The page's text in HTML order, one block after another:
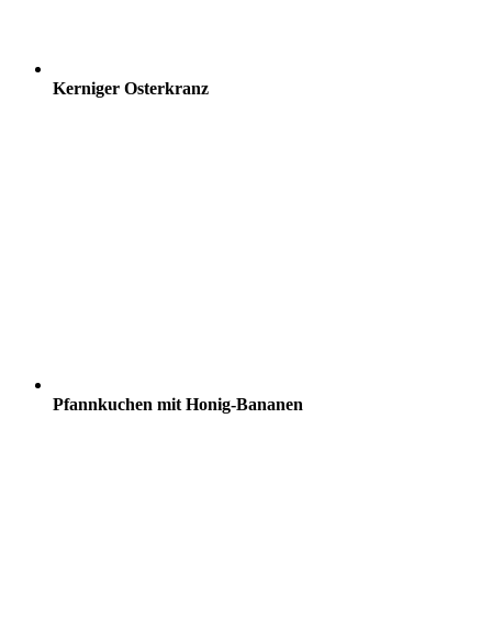
Kerniger Osterkranz
Pfannkuchen mit Honig-Bananen